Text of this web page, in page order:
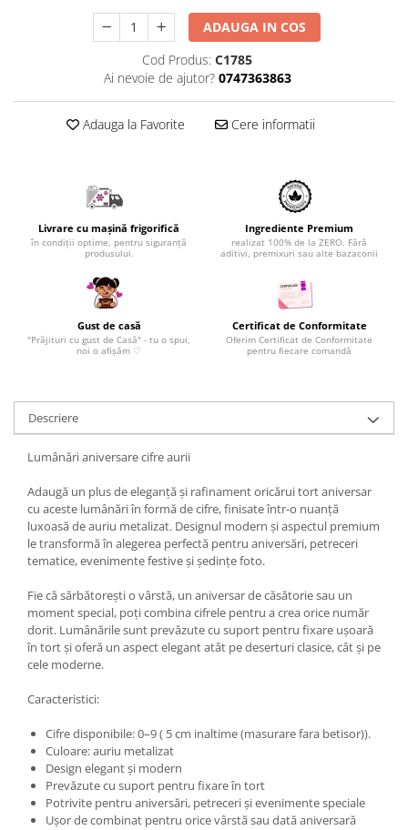
ADAUGA IN COS
Cod Produs: C1785
Ai nevoie de ajutor? 0747363863
Adauga la Favorite Cere informatii
Livrare cu mașină frigorifică
în condiții optime, pentru siguranță
produsului.
Ingrediente Premium
realizat 100% de la ZERO. Fără
aditivi, premixuri sau alte bazaconii
Gust de casă
"Prăjituri cu gust de Casă" - tu o spui,
noi o afișăm ♡
Certificat de Conformitate
Oferim Certificat de Conformitate
pentru fiecare comandă
Descriere
Lumânări aniversare cifre aurii
Adaugă un plus de eleganță și rafinament oricărui tort aniversar
cu aceste lumânări în formă de cifre, finisate într-o nuanță
luxoasă de auriu metalizat. Designul modern și aspectul premium
le transformă în alegerea perfectă pentru aniversări, petreceri
tematice, evenimente festive și ședințe foto.
Fie că sărbătorești o vârstă, un aniversar de căsătorie sau un
moment special, poți combina cifrele pentru a crea orice număr
dorit. Lumânările sunt prevăzute cu suport pentru fixare ușoară
în tort și oferă un aspect elegant atât pe deserturi clasice, cât și pe
cele moderne.
Caracteristici:
Cifre disponibile: 0–9 ( 5 cm inaltime (masurare fara betisor)).
Culoare: auriu metalizat
Design elegant și modern
Prevăzute cu suport pentru fixare în tort
Potrivite pentru aniversări, petreceri și evenimente speciale
Ușor de combinat pentru orice vârstă sau dată aniversară